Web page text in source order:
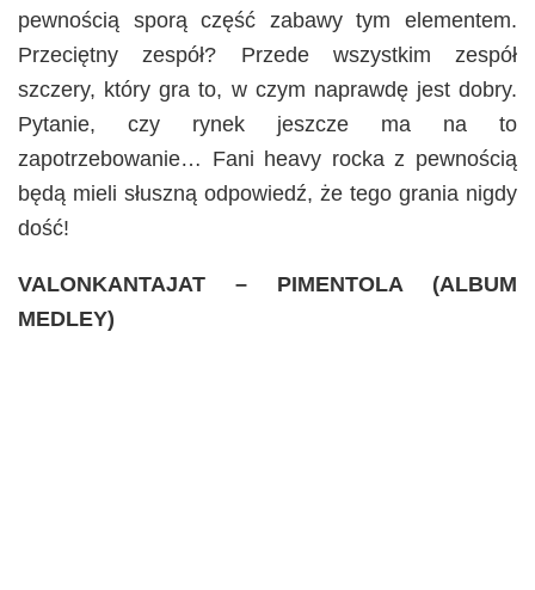
pewnością sporą część zabawy tym elementem.
Przeciętny zespół? Przede wszystkim zespół
szczery, który gra to, w czym naprawdę jest dobry.
Pytanie, czy rynek jeszcze ma na to
zapotrzebowanie… Fani heavy rocka z pewnością
będą mieli słuszną odpowiedź, że tego grania nigdy
dość!
VALONKANTAJAT – PIMENTOLA (ALBUM
MEDLEY)